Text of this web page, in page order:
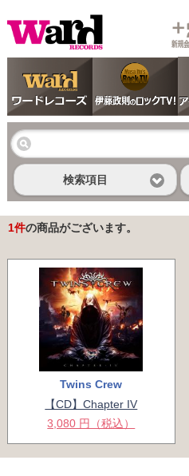
検索項目
1件の商品がございます。
Twins Crew
【CD】Chapter IV
3,080 円（税込）